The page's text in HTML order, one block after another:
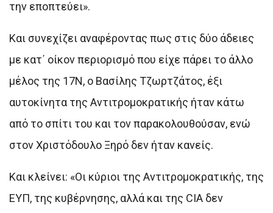
την εποπτεύει».
Και συνεχίζει αναφέροντας πως στις δύο άδειες
με κατ΄ οίκον περιορισμό που είχε πάρει το άλλο
μέλος της 17Ν, ο Βασίλης Τζωρτζάτος, έξι
αυτοκίνητα της Αντιτρομοκρατικής ήταν κάτω
από το σπίτι του και τον παρακολουθούσαν, ενώ
στον Χριστόδουλο Ξηρό δεν ήταν κανείς.
Και κλείνει: «Οι κύριοι της Αντιτρομοκρατικής, της
ΕΥΠ, της κυβέρνησης, αλλά και της CIA δεν